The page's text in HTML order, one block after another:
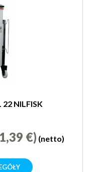
NILFISK
€) (netto)